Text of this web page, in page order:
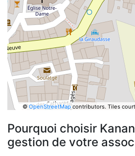
©OpenStreetMapcontributors. Tiles
Pourquoi choisir
gestion de votre